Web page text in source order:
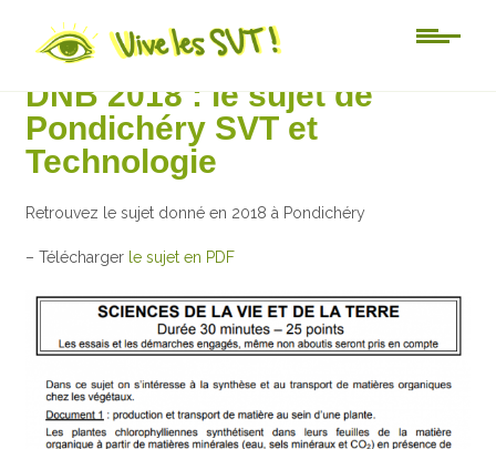
3ème
DNB 2018 : le sujet de
Pondichéry SVT et
Technologie
Retrouvez le sujet donné en 2018 à Pondichéry
– Télécharger le sujet en PDF